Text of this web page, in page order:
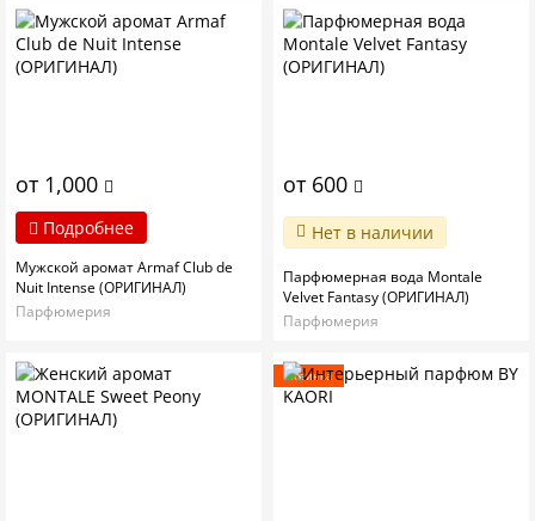
от 1,000
Подробнее
Мужской аромат Armaf Club de
Nuit Intense (ОРИГИНАЛ)
Парфюмерия
от 600
Нет в наличии
Парфюмерная вода Montale
Velvet Fantasy (ОРИГИНАЛ)
Парфюмерия
Новинка